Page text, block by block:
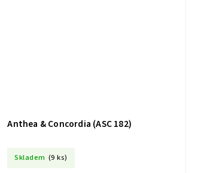
Anthea & Concordia (ASC 182)
Skladem (9 ks)